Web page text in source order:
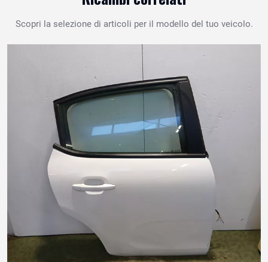
Scopri la selezione di articoli per il modello del tuo veicolo.